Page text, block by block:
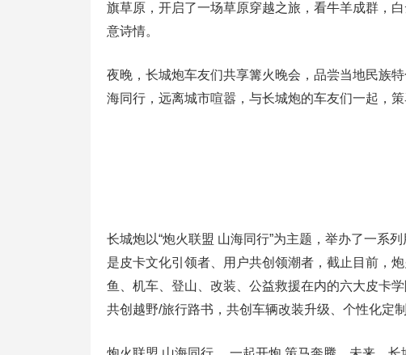
旗草原，开启了一场草原穿越之旅，看牛羊成群，
意诗情。
夜晚，长城炮车友们共享篝火晚会，品尝当地民族
海同行，远离城市喧嚣，与长城炮的车友们一起，策
长城炮以“炮火联盟 山海同行”为主题，举办了一系
是皮卡文化引领者、用户共创领潮者，截止目前，
鱼、机车、登山、改装、公益救援在内的六大皮卡
共创越野/旅行路书，共创车辆改装升级、个性化定